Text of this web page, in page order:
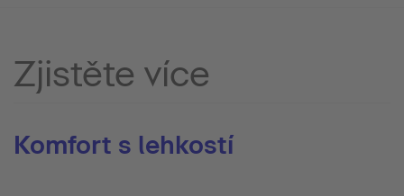
Zjistěte více
Komfort s lehkostí